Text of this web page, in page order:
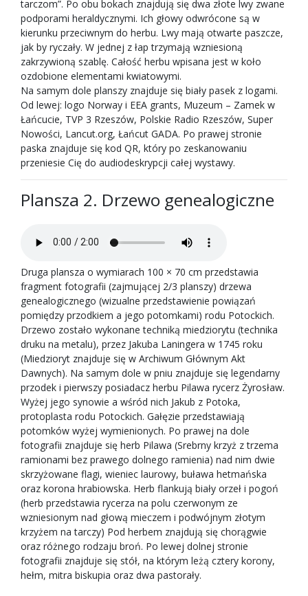
tarczom”. Po obu bokach znajdują się dwa złote lwy zwane
podporami heraldycznymi. Ich głowy odwrócone są w
kierunku przeciwnym do herbu. Lwy mają otwarte paszcze,
jak by ryczały. W jednej z łap trzymają wzniesioną
zakrzywioną szablę. Całość herbu wpisana jest w koło
ozdobione elementami kwiatowymi.
Na samym dole planszy znajduje się biały pasek z logami.
Od lewej: logo Norway i EEA grants, Muzeum – Zamek w
Łańcucie, TVP 3 Rzeszów, Polskie Radio Rzeszów, Super
Nowości, Lancut.org, Łańcut GADA. Po prawej stronie
paska znajduje się kod QR, który po zeskanowaniu
przeniesie Cię do audiodeskrypcji całej wystawy.
Plansza 2. Drzewo genealogiczne
Druga plansza o wymiarach 100 × 70 cm przedstawia
fragment fotografii (zajmującej 2/3 planszy) drzewa
genealogicznego (wizualne przedstawienie powiązań
pomiędzy przodkiem a jego potomkami) rodu Potockich.
Drzewo zostało wykonane techniką miedziorytu (technika
druku na metalu), przez Jakuba Laningera w 1745 roku
(Miedzioryt znajduje się w Archiwum Głównym Akt
Dawnych). Na samym dole w pniu znajduje się legendarny
przodek i pierwszy posiadacz herbu Pilawa rycerz Żyrosław.
Wyżej jego synowie a wśród nich Jakub z Potoka,
protoplasta rodu Potockich. Gałęzie przedstawiają
potomków wyżej wymienionych. Po prawej na dole
fotografii znajduje się herb Pilawa (Srebrny krzyż z trzema
ramionami bez prawego dolnego ramienia) nad nim dwie
skrzyżowane flagi, wieniec laurowy, buława hetmańska
oraz korona hrabiowska. Herb flankują biały orzeł i pogoń
(herb przedstawia rycerza na polu czerwonym ze
wzniesionym nad głową mieczem i podwójnym złotym
krzyżem na tarczy) Pod herbem znajdują się chorągwie
oraz różnego rodzaju broń. Po lewej dolnej stronie
fotografii znajduje się stół, na którym leżą cztery korony,
hełm, mitra biskupia oraz dwa pastorały.